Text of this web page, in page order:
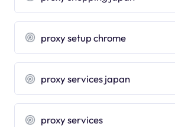
proxy setup chrome
proxy services japan
proxy services